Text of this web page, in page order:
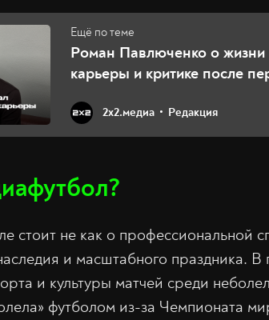
Роман Павлюченко о жизни
карьеры и критике после
2х2.медиа Редакция
стоит не как о профессиональной
и масштабного праздника.
и культуры матчей среди
футболом из-за Чемпионата